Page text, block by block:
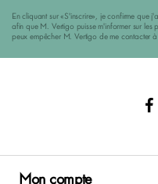
En cliquant sur «S'inscrire», je confirme que
afin que M. Vertigo puisse m'informer sur les
peux empêcher M. Vertigo de me contacter à
Mon compte